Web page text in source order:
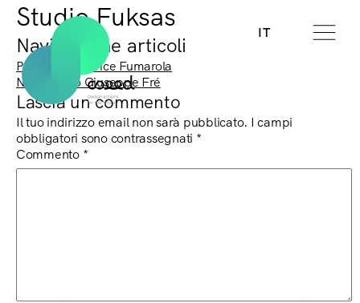
IT
Studio Fuksas
Navigazione articoli
Previous:
Beatrice Fumarola
Next:
Pietro Giuseppe Fré
Lascia un commento
Il tuo indirizzo email non sarà pubblicato. I campi
obbligatori sono contrassegnati *
Commento *